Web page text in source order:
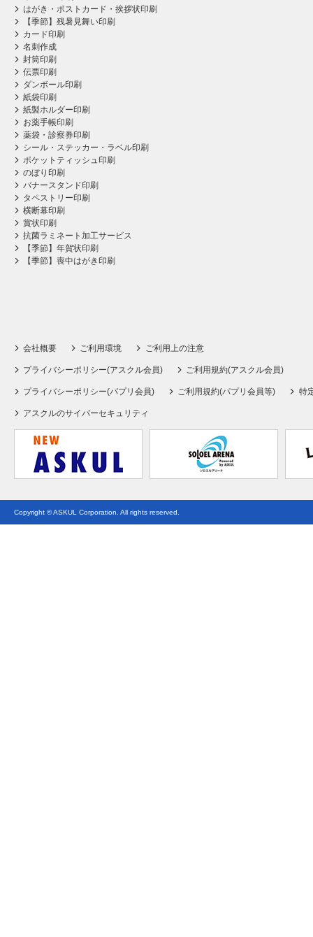
はがき・ポストカード・挨拶状印刷
【季節】残暑見舞い印刷
カード印刷
名刺作成
封筒印刷
伝票印刷
ダンボール印刷
紙袋印刷
紙製ホルダー印刷
お薬手帳印刷
薬袋・診察券印刷
シール・ステッカー・ラベル印刷
ポケットティッシュ印刷
のぼり印刷
バナースタンド印刷
タペストリー印刷
横断幕印刷
賞状印刷
抗菌ラミネート加工サービス
【季節】年賀状印刷
【季節】喪中はがき印刷
会社概要 ご利用環境 ご利用上の注意
プライバシーポリシー(アスクル会員) ご利用規約(アスクル会員)
プライバシーポリシー(パプリ会員) ご利用規約(パプリ会員等) 特
アスクルのサイバーセキュリティ
Copyright © ASKUL Corporation. All rights reserved.